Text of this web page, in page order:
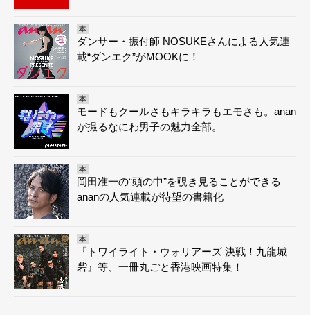
本
ダンサー・振付師 NOSUKEさんによる人気連
載“ダンエク”がMOOKに！
本
モードもクールさもキラキラもエモさも。anan
が撮るなにわ男子の魅力全部。
本
岡田准一の“頭の中”を覗き見ることができる
ananの人気連載が待望の書籍化
本
『トワイライト・ウォリアーズ 決戦！九龍城
砦』等、一冊丸ごと香港映画特集！